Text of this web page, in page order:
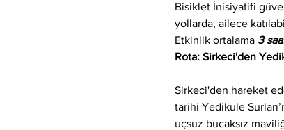
Bisiklet İnisiyatifi
yollarda, ailece
Etkinlik ortalama 3
Rota: Sirkeci'den
Sirkeci'den hareket
tarihi Yedikule
uçsuz bucaksız